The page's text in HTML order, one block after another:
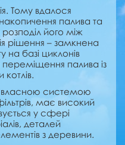
Тому вдалося
палива та
його між
рішення – замкнена
базі циклонів
переміщення палива із
власною системою
має високий
у сфері
деталей
з деревини.